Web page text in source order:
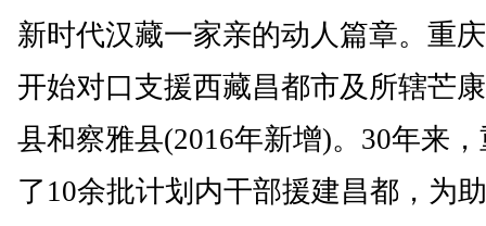
新时代汉藏一家亲的动人篇章。重
开始对口支援西藏昌都市及所辖芒
县和察雅县(2016年新增)。30年来
了10余批计划内干部援建昌都，为